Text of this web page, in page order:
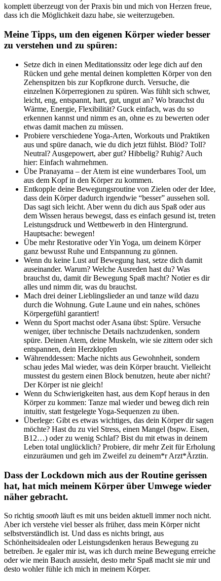
komplett überzeugt von der Praxis bin und mich von Herzen freue,
dass ich die Möglichkeit dazu habe, sie weiterzugeben.
Meine Tipps, um den eigenen Körper wieder besser
zu verstehen und zu spüren:
Setze dich in einen Meditationssitz oder lege dich auf den
Rücken und gehe mental deinen kompletten Körper von den
Zehenspitzen bis zur Kopfkrone durch. Versuche, die
einzelnen Körperregionen zu spüren. Was fühlt sich schwer,
leicht, eng, entspannt, hart, gut, ungut an? Wo brauchst du
Wärme, Energie, Flexibilität? Guck einfach, was du so
erkennen kannst und nimm es an, ohne es zu bewerten oder
etwas damit machen zu müssen.
Probiere verschiedene Yoga-Arten, Workouts und Praktiken
aus und spüre danach, wie du dich jetzt fühlst. Blöd? Toll?
Neutral? Ausgepowert, aber gut? Hibbelig? Ruhig? Auch
hier: Einfach wahrnehmen.
Übe Pranayama – der Atem ist eine wunderbares Tool, um
aus dem Kopf in den Körper zu kommen.
Entkopple deine Bewegungsroutine von Zielen oder der Idee,
dass dein Körper dadurch irgendwie “besser” aussehen soll.
Das sagt sich leicht. Aber wenn du dich aus Spaß oder aus
dem Wissen heraus bewegst, dass es einfach gesund ist, treten
Leistungsdruck und Wettbewerb in den Hintergrund.
Hauptsache: bewegen!
Übe mehr Restorative oder Yin Yoga, um deinem Körper
ganz bewusst Ruhe und Entspannung zu gönnen.
Wenn du keine Lust auf Bewegung hast, setze dich damit
auseinander. Warum? Welche Ausreden hast du? Was
brauchst du, damit dir Bewegung Spaß macht? Notier es dir
alles und nimm dir, was du brauchst.
Mach drei deiner Lieblingslieder an und tanze wild dazu
durch die Wohnung. Gute Laune und ein nahes, schönes
Körpergefühl garantiert!
Wenn du Sport machst oder Asana übst: Spüre. Versuche
weniger, über technische Details nachzudenken, sondern
spüre. Deinen Atem, deine Muskeln, wie sie zittern oder sich
entspannen, dein Herzklopfen
Währenddessen: Mache nichts aus Gewohnheit, sondern
schau jedes Mal wieder, was dein Körper braucht. Vielleicht
musstest du gestern einen Block benutzen, heute aber nicht?
Der Körper ist nie gleich!
Wenn du Schwierigkeiten hast, aus dem Kopf heraus in den
Körper zu kommen: Tanze mal wieder und beweg dich rein
intuitiv, statt festgelegte Yoga-Sequenzen zu üben.
Überlege: Gibt es etwas wichtiges, das dein Körper dir sagen
möchte? Hast du zu viel Stress, einen Mangel (bspw. Eisen,
B12…) oder zu wenig Schlaf? Bist du mit etwas in deinem
Leben total unglücklich? Probiere, dir mehr Zeit für Erholung
einzuräumen und geh im Zweifel zu deinem*r Arzt*Ärztin.
Dass der Lockdown mich aus der Routine gerissen
hat, hat mich meinem Körper über Umwege wieder
näher gebracht.
So richtig smooth läuft es mit uns beiden aktuell immer noch nicht.
Aber ich verstehe viel besser als früher, dass mein Körper nicht
selbstverständlich ist. Und dass es nichts bringt, aus
Schönheitsidealen oder Leistungsdenken heraus Bewegung zu
betreiben. Je egaler mir ist, was ich durch meine Bewegung erreiche
oder wie mein Bauch aussieht, desto mehr Spaß macht sie mir und
desto wohler fühle ich mich in meinem Körper.